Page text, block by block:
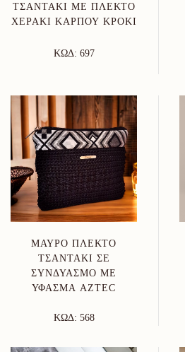
ΤΣΑΝΤΆΚΙ ΜΕ ΠΛΕΚΤΌ
ΧΕΡΆΚΙ ΚΑΡΠΟΎ ΚΡΟΚΊ
ΚΩΔ: 697
ΜΑΎΡΟ ΠΛΕΚΤΌ
ΤΣΑΝΤΆΚΙ ΣΕ
ΣΥΝΔΥΑΣΜΌ ΜΕ
ΎΦΑΣΜΑ AZTEC
ΚΩΔ: 568